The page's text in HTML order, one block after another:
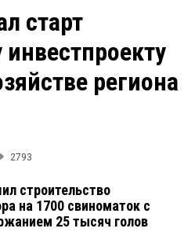
Рейтинги
Блоги
Архив
старт
региона
2793
строительство
на 1700 свиноматок с
25 тысяч голов